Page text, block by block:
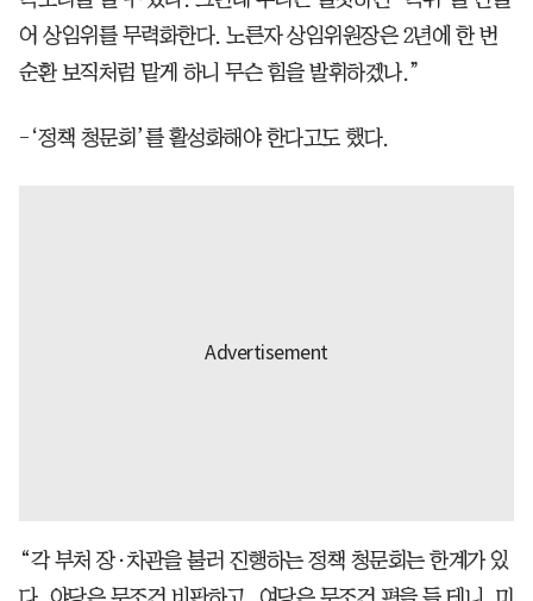
어 상임위를 무력화한다. 노른자 상임위원장은 2년에 한 번
순환 보직처럼 맡게 하니 무슨 힘을 발휘하겠나.”
-‘정책 청문회’를 활성화해야 한다고도 했다.
“각 부처 장·차관을 불러 진행하는 정책 청문회는 한계가 있